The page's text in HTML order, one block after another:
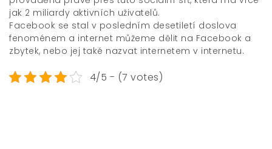
jak 2 miliardy aktivních uživatelů.
Facebook se stal v posledním desetiletí doslova
fenoménem a internet můžeme dělit na Facebook a
zbytek, nebo jej také nazvat internetem v internetu.
4/5 - (7 votes)